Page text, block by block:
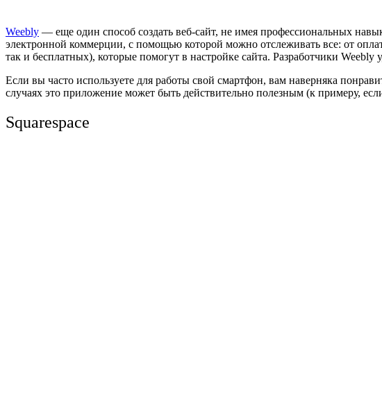
Weebly — еще один способ создать веб-сайт, не имея профессиональных
электронной коммерции, с помощью которой можно отслеживать все: от
так и бесплатных), которые помогут в настройке сайта. Разработчики
Если вы часто используете для работы свой смартфон, вам наверняка
случаях это приложение может быть действительно полезным (к примеру,
Squarespace